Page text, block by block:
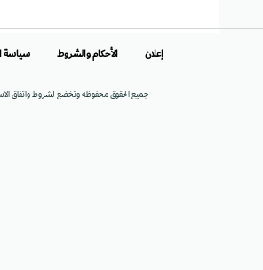
جميع الحقوق محفوظة وتخضع لشروط واتفاق
إعلان الأحكام والشروط سياسة